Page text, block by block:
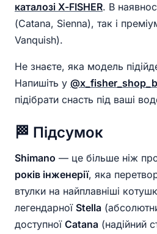
каталозі X-FISHER. В
(Catana, Sienna), так і
Vanquish).
Не знаєте, яка модель
Напишіть у
підібрати снасть під ваші
🏁 Підсумок
Shimano — це більше ніж
років інженерії, яка
втулки на найплавніші
легендарної Stella
доступної Catana (надійний